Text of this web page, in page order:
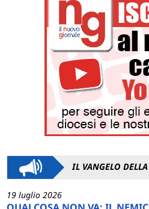
IL VANGELO
19 luglio 2026